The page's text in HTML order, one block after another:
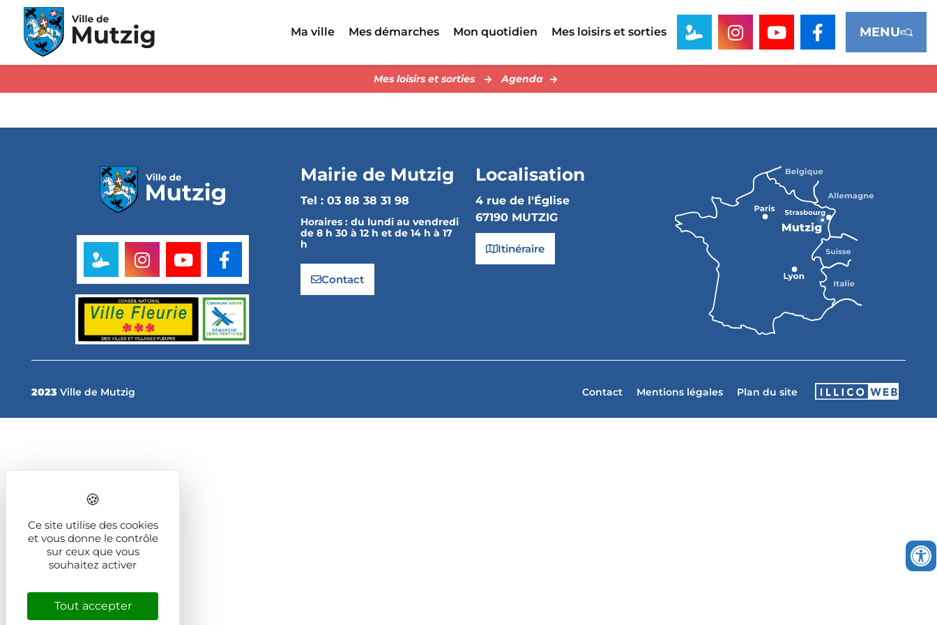
Ma ville Mes démarches Mon quotidien Mes loisirs et sorties MENU
Mes loisirs et sorties Agenda
Mairie de Mutzig
Tel : 03 88 38 31 98
Horaires : du lundi au vendredi
de 8 h 30 à 12 h et de 14 h à 17
h
Contact
Localisation
4 rue de l'Église
67190 MUTZIG
Itinéraire
2023 Ville de Mutzig Contact Mentions légales Plan du site
Panneau de gestion des cookies
Ce site utilise des cookies
et vous donne le contrôle
sur ceux que vous
souhaitez activer
Tout accepter